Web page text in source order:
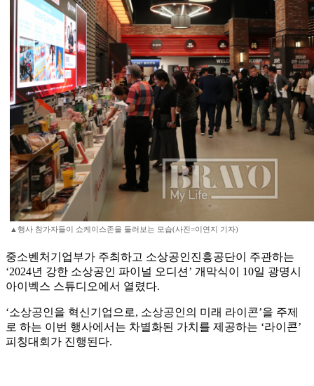
▲행사 참가자들이 쇼케이스존을 둘러보는 모습(사진=이연지 기자)
중소벤처기업부가 주최하고 소상공인진흥공단이 주관하는
‘2024년 강한 소상공인 파이널 오디션’ 개막식이 10일 광명시
아이벡스 스튜디오에서 열렸다.
‘소상공인을 혁신기업으로, 소상공인의 미래 라이콘’을 주제
로 하는 이번 행사에서는 차별화된 가치를 제공하는 ‘라이콘’
피칭대회가 진행된다.